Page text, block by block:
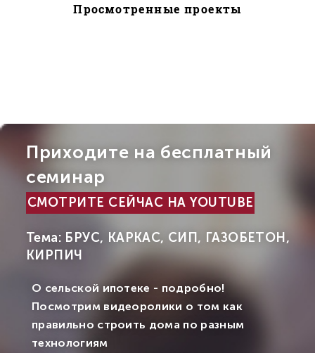
Просмотренные проекты
Приходите на бесплатный
семинар
СМОТРИТЕ СЕЙЧАС НА YOUTUBE
Тема: БРУС, КАРКАС, СИП, ГАЗОБЕТОН,
КИРПИЧ
О сельской ипотеке - подробно!
Посмотрим видеоролики о том как
правильно строить дома по разным
технологиям